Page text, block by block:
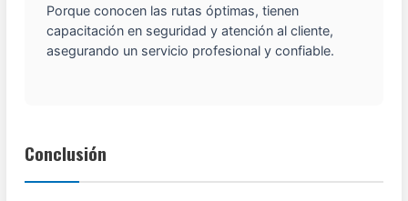
Porque conocen las rutas óptimas, tienen
capacitación en seguridad y atención al cliente,
asegurando un servicio profesional y confiable.
Conclusión